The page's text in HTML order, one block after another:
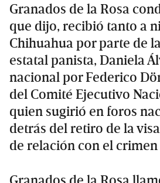
Granados de la Rosa
que dijo, recibió tanto a
Chihuahua por parte de
estatal panista, Daniela
nacional por Federico
del Comité Ejecutivo
quien sugirió en foros
detrás del retiro de la
de relación con el